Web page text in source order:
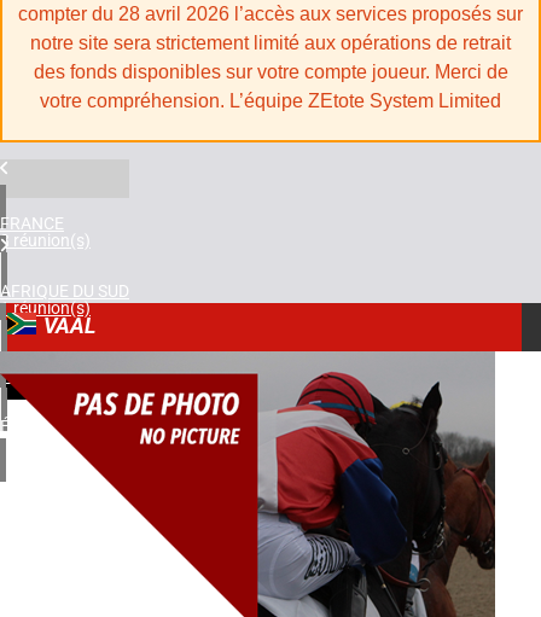
compter du 28 avril 2026 l’accès aux services proposés sur
notre site sera strictement limité aux opérations de retrait
des fonds disponibles sur votre compte joueur. Merci de
votre compréhension. L’équipe ZEtote System Limited
FRANCE
3 réunion(s)
AFRIQUE DU SUD
1 réunion(s)
1 réunion(s)
ÉTATS-UNIS
2 réunion(s)
VAAL
7
25/03/2025